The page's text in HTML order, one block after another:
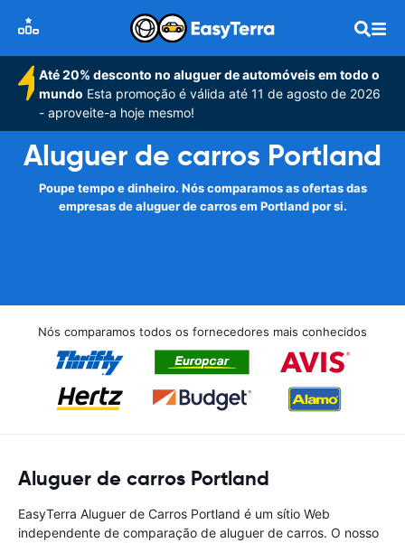
Até 20% desconto no aluguer de automóveis em todo o
mundo Esta promoção é válida até 11 de agosto de 2026
- aproveite-a hoje mesmo!
Aluguer de carros Portland
Poupe tempo e dinheiro. Nós comparamos as ofertas das
empresas de aluguer de carros em Portland por si.
Nós comparamos todos os fornecedores mais conhecidos
Aluguer de carros Portland
EasyTerra Aluguer de Carros Portland é um sítio Web
independente de comparação de aluguer de carros. O nosso